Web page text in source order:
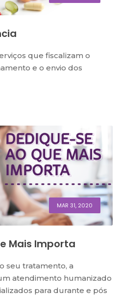
que fiscalizam o
e o envio dos
MAR 31, 2020
Mais Importa
seu tratamento, a
atendimento humanizado
para durante e pós